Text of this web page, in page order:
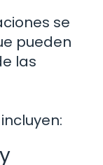
se
pueden
las